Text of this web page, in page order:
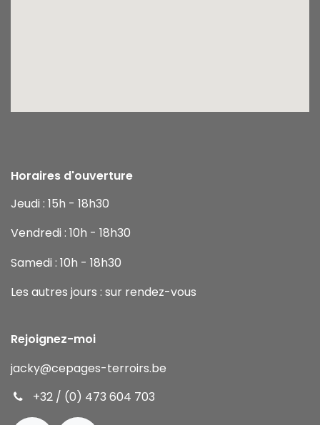
Horaires d'ouverture
Jeudi : 15h - 18h30
Vendredi : 10h - 18h30
Samedi : 10h - 18h30
Les autres jours : sur rendez-vous
Rejoignez-moi
jacky@cepages-terroirs.be
+32 / (0) 473 604 703